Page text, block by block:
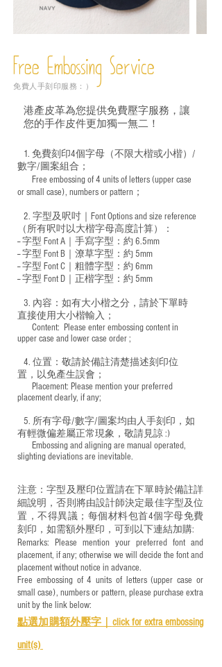
Free Embossing Service
免費人手刻印服務：）
港產皮革為您提供免費壓字服務，讓
您的手作皮件更加獨一無二！
1. 免費刻印4個字母（不限大楷或小楷）/
數字/圖案組合；
Free embossing of 4 units of letters (upper case
or small case), numbers or pattern；
2. 字型及呎吋｜ Font Options and size reference
（所有呎吋以大楷字母高度計算）：
-- 字型 Font A｜手寫字型：約 6.5mm
-- 字型 Font B｜潦草字型： 約 5mm
-- 字型 Font C｜粗體字型：約 6mm
-- 字型 Font D｜正楷字型： 約 5mm
3. 內容：如有大小楷之分，請於下單時
直接使用大小楷輸入；
​ Content: Please enter embossing content in
upper case and lower case order ;
4. 位置：敬請於備註清楚描述刻印位
置，以免產生誤會；
​ Placement: Please mention your preferred
placement clearly, if any;
5. 所有字母/數字/圖案均由人手刻印，如
有輕微偏差屬正常現象，敬請見諒 :)
​ Embossing and aligning are manual operated,
slighting deviations are inevitable.
注意：字型及壓印位置請在下單時於備註詳
細說明，否則將由設計師決定最佳字型及位
置，不得異議；每個材料包首4個字母免費
刻印，如需額外壓印，可到以下連結加購:
Remarks: Please mention your preferred font and
placement, if any; otherwise we will decide the font and
placement without notice in advance.
Free embossing of 4 units of letters (upper case or
small case), numbers or pattern, please purchase extra
unit by the link below:
點選加購額外壓字｜ click for extra embossing
unit(s)